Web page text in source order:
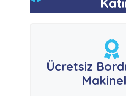
Ücretsiz